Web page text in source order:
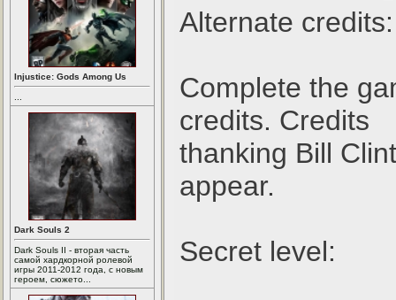
Injustice: Gods Among Us
Dark Souls 2
Dark Souls II - вторая часть
самой хардкорной ролевой
игры 2011-2012 года, с новым
героем, сюжето...
Alternate credits:
Complete the
credits. Credits
thanking Bill
appear.
Secret level: